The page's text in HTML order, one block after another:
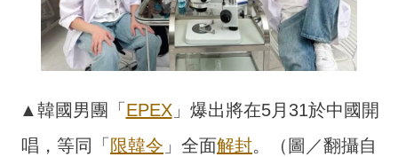
▲ 韓國男團 「 EPEX」爆出將在5月31於中國開
唱 ，等同 「 限韓令 」全面解封。（圖／翻攝自